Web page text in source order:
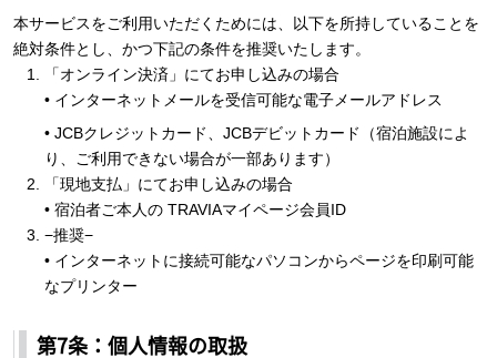
本サービスをご利用いただくためには、以下を所持していることを
絶対条件とし、かつ下記の条件を推奨いたします。
「オンライン決済」にてお申し込みの場合
• インターネットメールを受信可能な電子メールアドレス
• JCBクレジットカード、JCBデビットカード（宿泊施設によ
り、ご利用できない場合が一部あります）
「現地支払」にてお申し込みの場合
• 宿泊者ご本人の TRAVIAマイページ会員ID
−推奨−
• インターネットに接続可能なパソコンからページを印刷可能
なプリンター
第7条：個人情報の取扱